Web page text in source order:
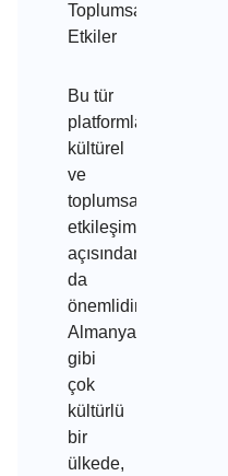
Toplumsal
Etkiler
Bu tür
platformlar,
kültürel
ve
toplumsal
etkileşim
açısından
da
önemlidir.
Almanya
gibi
çok
kültürlü
bir
ülkede,